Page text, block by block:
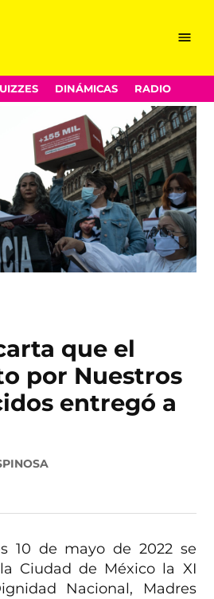
Menu
DINÁMICAS RADIO
que el
por Nuestros
entregó a
10 de mayo de 2022 se
Ciudad de México la XI
Nacional, Madres